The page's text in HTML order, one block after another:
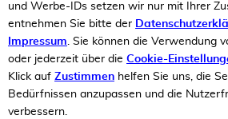
und Werbe-IDs setzen wir nur mit Ihrer
entnehmen Sie bitte der
Impressum. Sie können die Verwendung
oder jederzeit über die Cookie-
Klick auf Zustimmen helfen Sie uns, die
Bedürfnissen anzupassen und die
verbessern.